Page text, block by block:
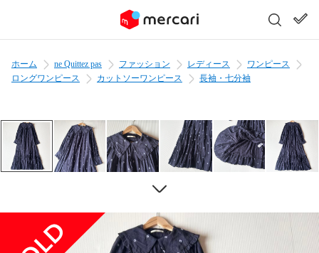
ホーム ne Quittez pas ファッション レディース
ワンピース
ロングワンピース
カットソーワンピース 長袖・七分袖